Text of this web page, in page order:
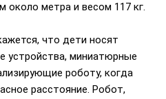
метра и весом 117 кг.
что дети носят
устройства, миниатюрные
роботу, когда
расстояние. Робот,